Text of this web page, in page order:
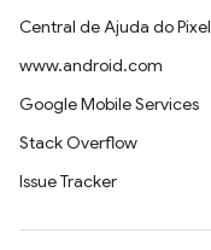
Central de Ajuda do Pixel
www.android.com
Google Mobile Services
Stack Overflow
Issue Tracker